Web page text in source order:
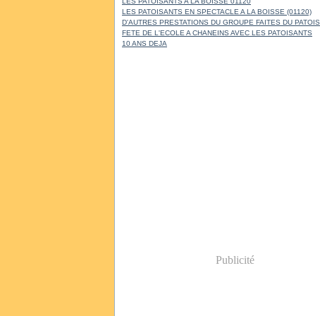
LES PATOISANTS EN SPECTACLE A LA BOISSE (01120)
D'AUTRES PRESTATIONS DU GROUPE FAITES DU PATOIS
FETE DE L'ECOLE A CHANEINS AVEC LES PATOISANTS
10 ANS DEJA
Publicité